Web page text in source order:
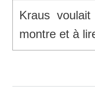
Kraus
montre et à